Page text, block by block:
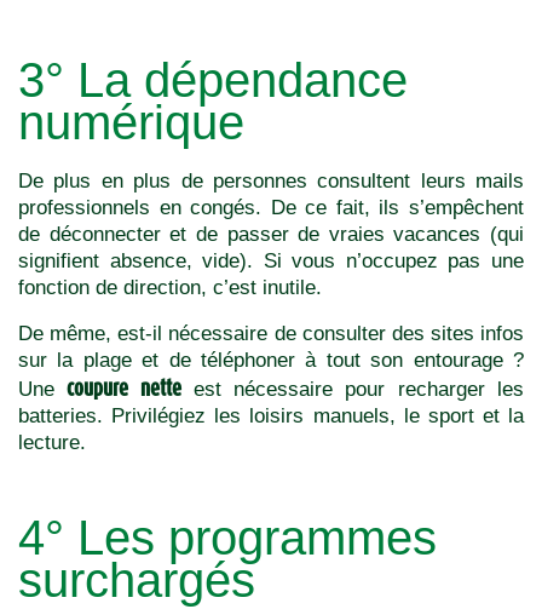
3° La dépendance
numérique
De plus en plus de personnes consultent leurs mails
professionnels en congés. De ce fait, ils s’empêchent
de déconnecter et de passer de vraies vacances (qui
signifient absence, vide). Si vous n’occupez pas une
fonction de direction, c’est inutile.
De même, est-il nécessaire de consulter des sites infos
sur la plage et de téléphoner à tout son entourage ?
Unecoupure netteest nécessaire pour recharger les
batteries. Privilégiez les loisirs manuels, le sport et la
lecture.
4° Les programmes
surchargés